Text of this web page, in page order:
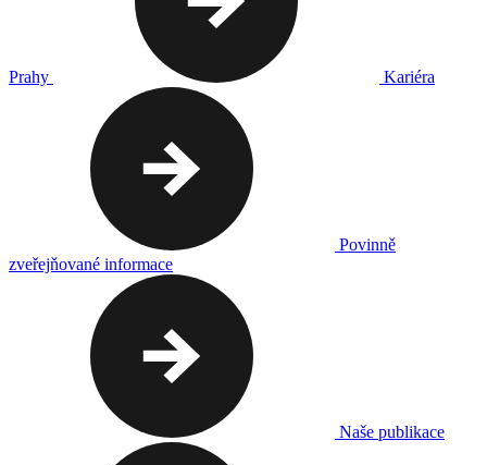
Prahy Kariéra
Povinně
zveřejňované informace
Naše publikace